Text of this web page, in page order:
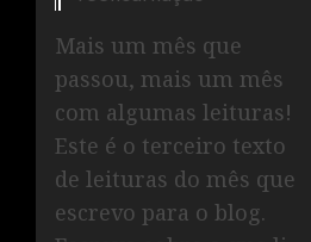
Mais um mês que
passou, mais um mês
com algumas leituras!
Este é o terceiro texto
de leituras do mês que
escrevo para o blog.